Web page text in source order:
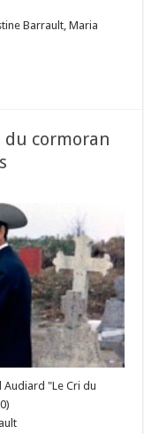
Barrault, Maria
du cormoran
"Le Cri du